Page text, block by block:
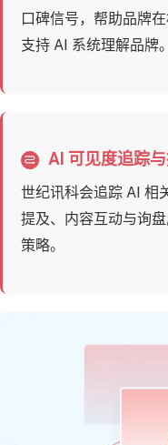
口碑信号，帮助品牌
支持 AI 系统理解品牌。
AI 可见度追踪
世纪讯科会追踪 AI 相
提及、内容互动与询
策略。